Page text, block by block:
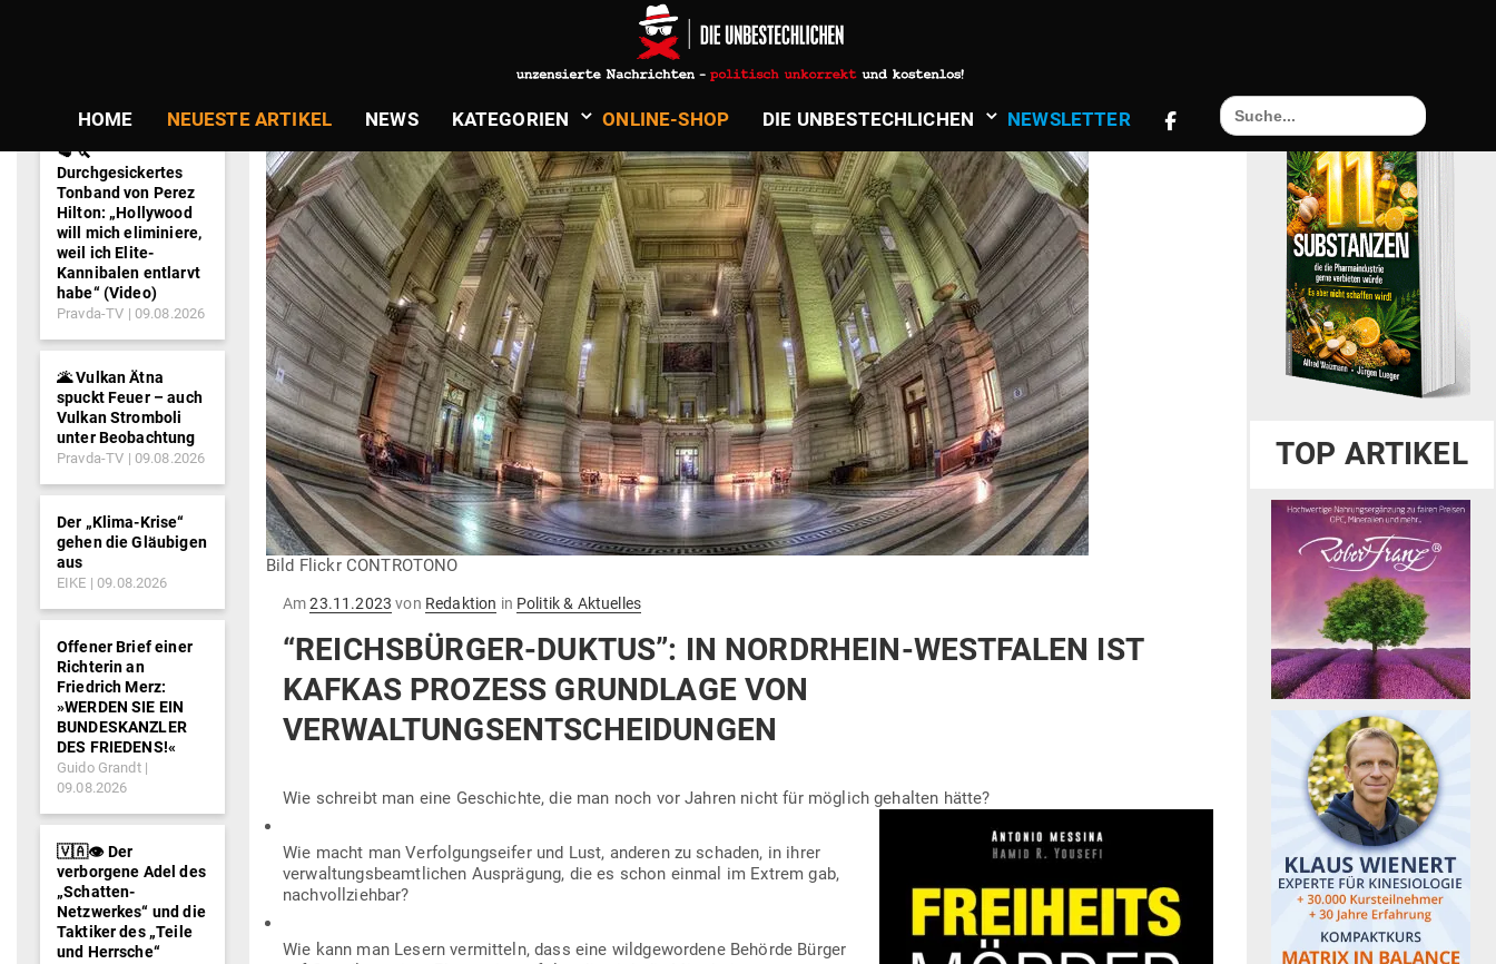
HOME NEUESTE ARTIKEL NEWS KATE­GORIEN ONLINE-SHOP DIE UNBE­STECH­LICHEN NEWS­LETTER
Search
for:
Bild Flickr CONTROTONO
AmGepostet
23.11.2023 von Redaktion in Politik & Aktuelles
“REICHS­BÜRGER-DUKTUS”: IN NORD­RHEIN-WEST­FALEN IST
KAFKAS PROZESS GRUNDLAGE VON
VERWALTUNGSENTSCHEIDUNGEN
Wie schreibt man eine Geschichte, die man noch vor Jahren nicht für möglich gehalten hätte?
Wie macht man Ver­fol­gungs­eifer und Lust, anderen zu schaden, in ihrer
ver­wal­tungs­be­amt­lichen Aus­prägung, die es schon einmal im Extrem gab,
nachvollziehbar?
Wie kann man Lesern ver­mitteln, dass eine wild­ge­wordene Behörde Bürger
🥩 🔪
Durchgesickertes
Tonband von Perez
Hilton: „Hollywood
will mich eliminiere,
weil ich Elite-
Kannibalen entlarvt
habe“ (Video)
Pravda-TV 09.08.2026
🌋 Vulkan Ätna
spuckt Feuer – auch
Vulkan Stromboli
unter Beobachtung
Pravda-TV 09.08.2026
Der „Klima-Krise“
gehen die Gläubigen
aus
EIKE 09.08.2026
Offener Brief einer
Richterin an
Friedrich Merz:
»WERDEN SIE EIN
BUNDESKANZLER
DES FRIEDENS!«
Guido Grandt
09.08.2026
🇻🇦👁️ Der
verborgene Adel des
„Schatten-
Netzwerkes“ und die
Taktiker des „Teile
und Herrsche“
TOP ARTIKEL